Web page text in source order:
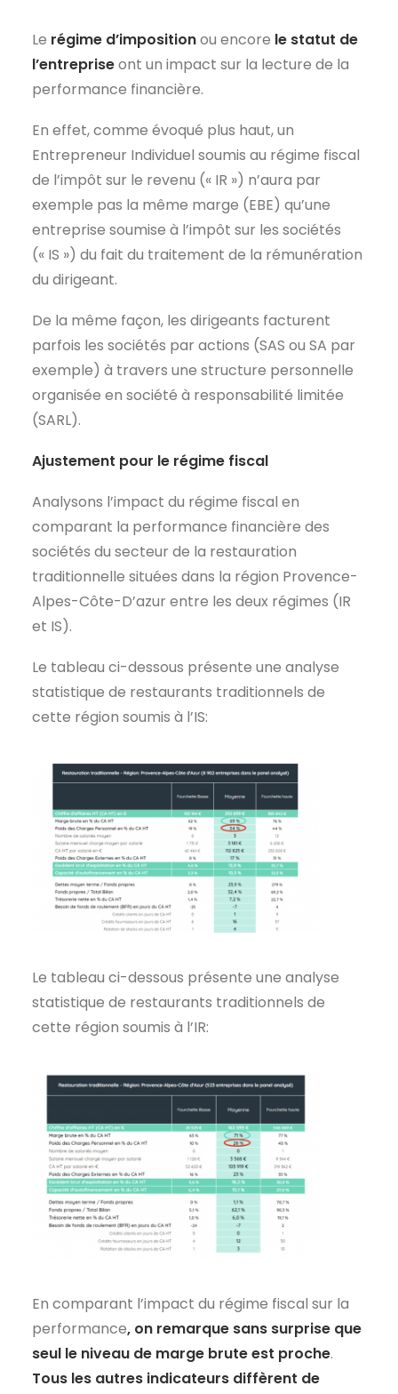
Le régime d’impositionou encore le statut de
l’entrepriseont un impact sur la lecture de la
performance financière.
En effet, comme évoqué plus haut, un
Entrepreneur Individuel soumis au régime fiscal
de l’impôt sur le revenu (« IR ») n’aura par
exemple pas la même marge (EBE) qu’une
entreprise soumise à l’impôt sur les sociétés
(« IS ») du fait du traitement de la rémunération
du dirigeant.
De la même façon, les dirigeants facturent
parfois les sociétés par actions (SAS ou SA par
exemple) à travers une structure personnelle
organisée en société à responsabilité limitée
(SARL).
Ajustement pour le régime fiscal
Analysons l’impact du régime fiscal en
comparant la performance financière des
sociétés du secteur de la restauration
traditionnelle situées dans la région Provence-
Alpes-Côte-D’azur entre les deux régimes (IR
et IS).
Le tableau ci-dessous présente une analyse
statistique de restaurants traditionnels de
cette région soumis à l’IS:
Le tableau ci-dessous présente une analyse
statistique de restaurants traditionnels de
cette région soumis à l’IR:
En comparant l’impact du régime fiscal sur la
performance, on remarque sans surprise que
seul le niveau de marge brute est proche.
Tous les autres indicateurs diffèrent de